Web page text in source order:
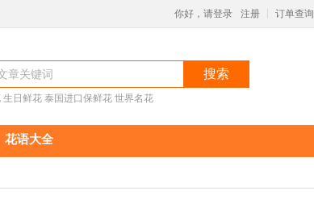
你好，请登录 注册 订单查询
搜索
生日鲜花 泰国进口保鲜花 世界名花
花语大全